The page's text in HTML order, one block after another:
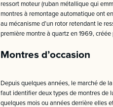
ressort moteur (ruban métallique qui
montres à remontage automatique ont
au mécanisme d’un rotor retendant le
première montre à quartz en 1969,
Montres d’occasion
Depuis quelques années, le marché de
faut identifier deux types de montres de
quelques mois ou années derrière elles